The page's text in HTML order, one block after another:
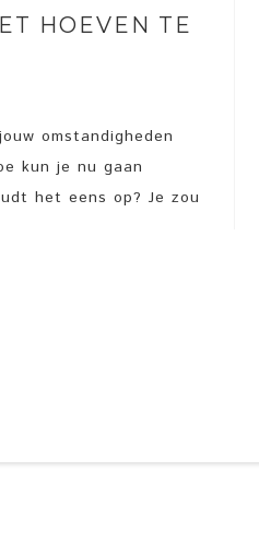
HOEVEN TE
omstandigheden
kun je nu gaan
het eens op? Je zou